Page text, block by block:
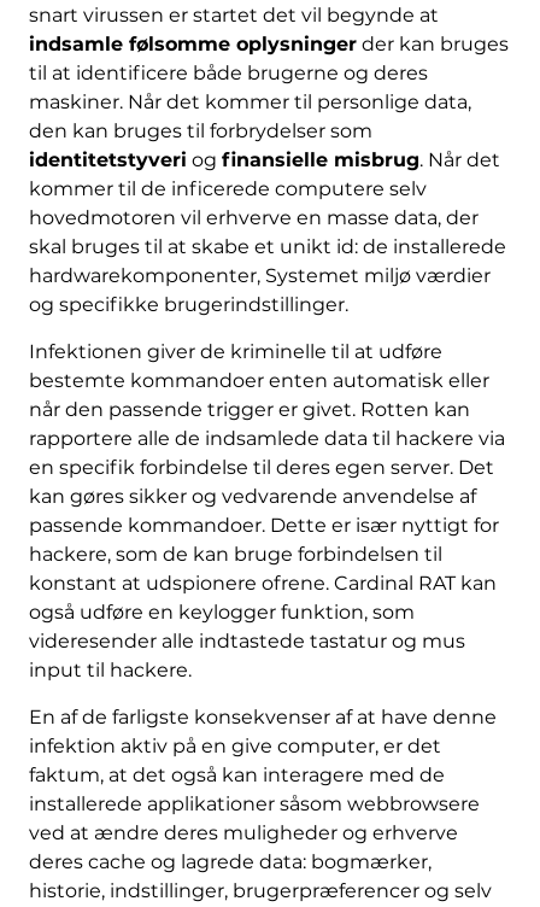
snart virussen er startet det vil begynde at
indsamle følsomme oplysningerder kan bruges
til at identificere både brugerne og deres
maskiner. Når det kommer til personlige data,
den kan bruges til forbrydelser som
identitetstyveri og finansielle misbrug. Når det
kommer til de inficerede computere selv
hovedmotoren vil erhverve en masse data, der
skal bruges til at skabe et unikt id: de installerede
hardwarekomponenter, Systemet miljø værdier
og specifikke brugerindstillinger.
Infektionen giver de kriminelle til at udføre
bestemte kommandoer enten automatisk eller
når den passende trigger er givet. Rotten kan
rapportere alle de indsamlede data til hackere via
en specifik forbindelse til deres egen server. Det
kan gøres sikker og vedvarende anvendelse af
passende kommandoer. Dette er især nyttigt for
hackere, som de kan bruge forbindelsen til
konstant at udspionere ofrene. Cardinal RAT kan
også udføre en keylogger funktion, som
videresender alle indtastede tastatur og mus
input til hackere.
En af de farligste konsekvenser af at have denne
infektion aktiv på en give computer, er det
faktum, at det også kan interagere med de
installerede applikationer såsom webbrowsere
ved at ændre deres muligheder og erhverve
deres cache og lagrede data: bogmærker,
historie, indstillinger, brugerpræferencer og selv